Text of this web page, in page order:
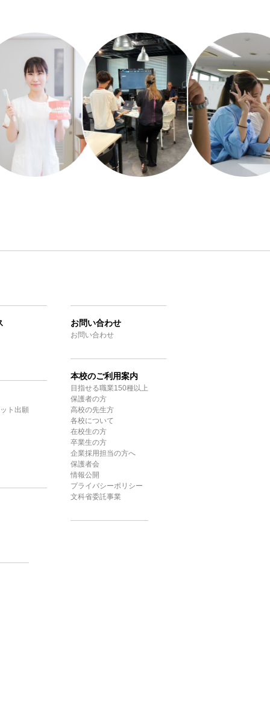
ト出願
お問い合わせ
お問い合わせ
本校のご利用案内
目指せる職業150種以上
保護者の方
高校の先生方
各校について
在校生の方
卒業生の方
企業採用担当の方へ
保護者会
情報公開
プライバシーポリシー
文科省委託事業